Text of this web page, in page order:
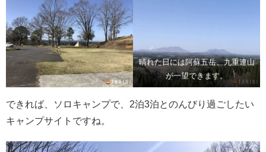
晴れた日には阿蘇五岳、九重連山
が一望できます。
できれば、ソロキャンプで、2泊3泊とのんびり過ごしたい
キャンプサイトですね。